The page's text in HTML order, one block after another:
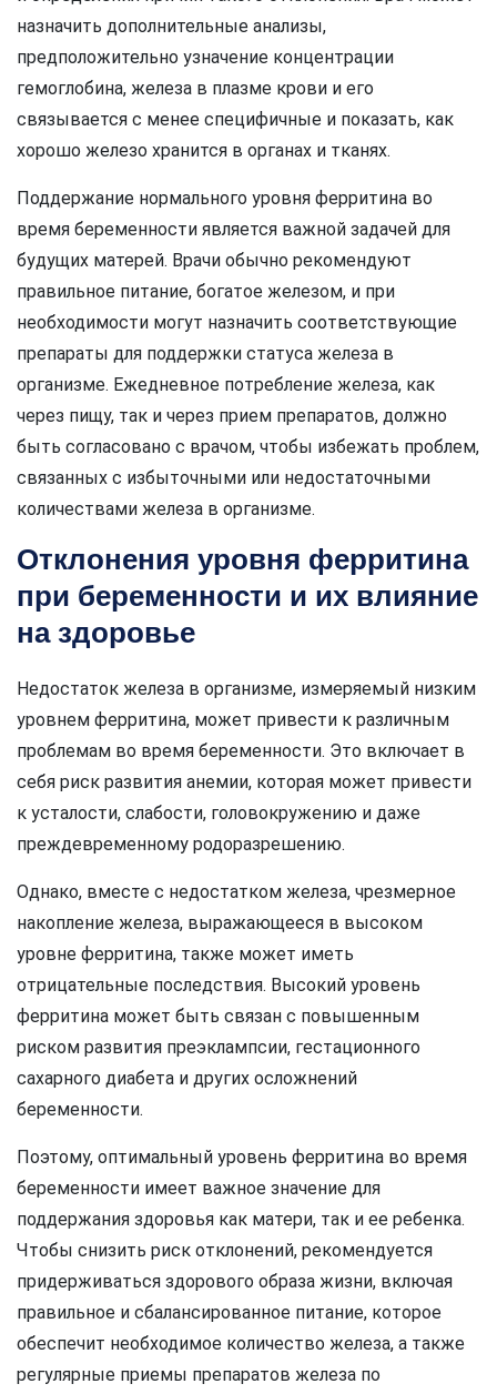
назначить дополнительные анализы,
предположительно узначение концентрации
гемоглобина, железа в плазме крови и его
связывается с менее специфичные и показать, как
хорошо железо хранится в органах и тканях.
Поддержание нормального уровня ферритина во
время беременности является важной задачей для
будущих матерей. Врачи обычно рекомендуют
правильное питание, богатое железом, и при
необходимости могут назначить соответствующие
препараты для поддержки статуса железа в
организме. Ежедневное потребление железа, как
через пищу, так и через прием препаратов, должно
быть согласовано с врачом, чтобы избежать проблем,
связанных с избыточными или недостаточными
количествами железа в организме.
Отклонения уровня ферритина
при беременности и их влияние
на здоровье
Недостаток железа в организме, измеряемый низким
уровнем ферритина, может привести к различным
проблемам во время беременности. Это включает в
себя риск развития анемии, которая может привести
к усталости, слабости, головокружению и даже
преждевременному родоразрешению.
Однако, вместе с недостатком железа, чрезмерное
накопление железа, выражающееся в высоком
уровне ферритина, также может иметь
отрицательные последствия. Высокий уровень
ферритина может быть связан с повышенным
риском развития преэклампсии, гестационного
сахарного диабета и других осложнений
беременности.
Поэтому, оптимальный уровень ферритина во время
беременности имеет важное значение для
поддержания здоровья как матери, так и ее ребенка.
Чтобы снизить риск отклонений, рекомендуется
придерживаться здорового образа жизни, включая
правильное и сбалансированное питание, которое
обеспечит необходимое количество железа, а также
регулярные приемы препаратов железа по